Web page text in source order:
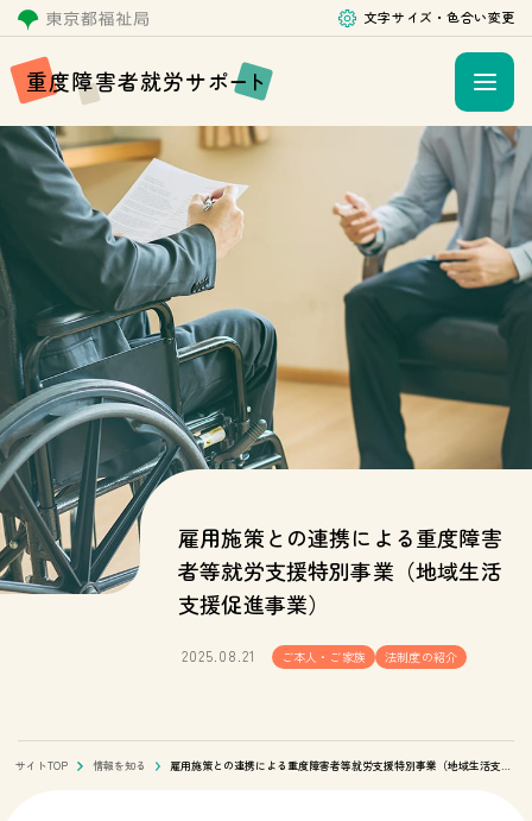
文字サイズ・色合い変更
重度障害者就労サポート
雇用施策との連携による重度障害
者等就労支援特別事業（地域生活
支援促進事業）
2025.08.21 ご本人・ご家族 法制度の紹介
サイトTOP 情報を知る 雇用施策との連携による重度障害者等就労支援特別事業（地域生活支援促進事業）